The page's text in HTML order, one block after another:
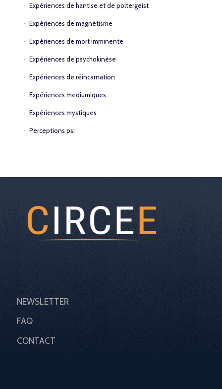
Expériences de hantise et de poltergeist
Expériences de magnétisme
Expériences de mort imminente
Expériences de psychokinèse
Expériences de réincarnation
Expériences mediumiques
Expériences mystiques
Perceptions psi
NEWSLETTER
FAQ
CONTACT